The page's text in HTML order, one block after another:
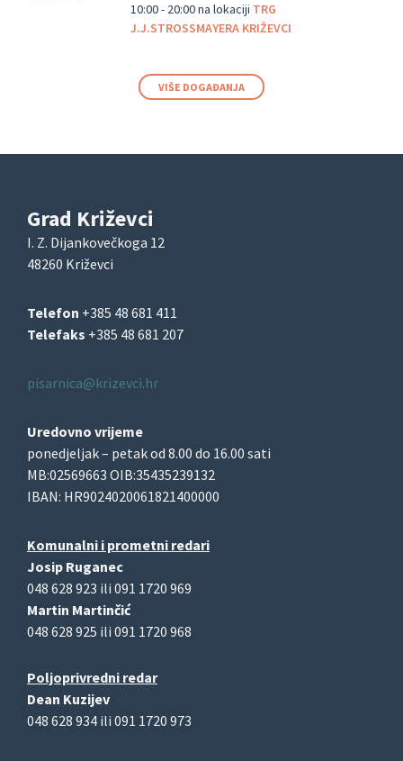
10:00 - 20:00na lokaciji TRG
J.J.STROSSMAYERA KRIŽEVCI
VIŠE DOGAĐANJA
Grad Križevci
I. Z. Dijankovečkoga 12
48260 Križevci
Telefon +385 48 681 411
Telefaks +385 48 681 207
pisarnica@krizevci.hr
Uredovno vrijeme
ponedjeljak – petak od 8.00 do 16.00 sati
MB:02569663 OIB:35435239132
IBAN: HR9024020061821400000
Komunalni i prometni redari
Josip Ruganec
048 628 923 ili 091 1720 969
Martin Martinčić
048 628 925 ili 091 1720 968
Poljoprivredni redar
Dean Kuzijev
048 628 934 ili 091 1720 973